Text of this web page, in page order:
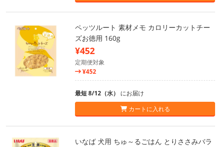
ペッツルート 素材メモ カロリーカットチー
ズお徳用 160g
¥452
定期便対象
¥452
最短 8/12（水） にお届け
カートに入れる
いなば 犬用 ちゅ～るごはん とりささみバラ